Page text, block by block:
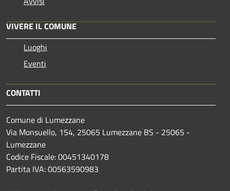
VIVERE IL COMUNE
Luoghi
Eventi
CONTATTI
Comune di Lumezzane
Via Monsuello, 154, 25065 Lumezzane BS - 25065 -
Lumezzane
Codice Fiscale: 00451340178
Partita IVA: 00563590983